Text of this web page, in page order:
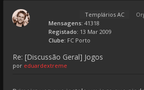
Templários AC
Mensagens: 41318
Registado: 13 Mar 2009
Clube: FC Porto
Re: [Discussão Geral] Jogos
por eduardextreme